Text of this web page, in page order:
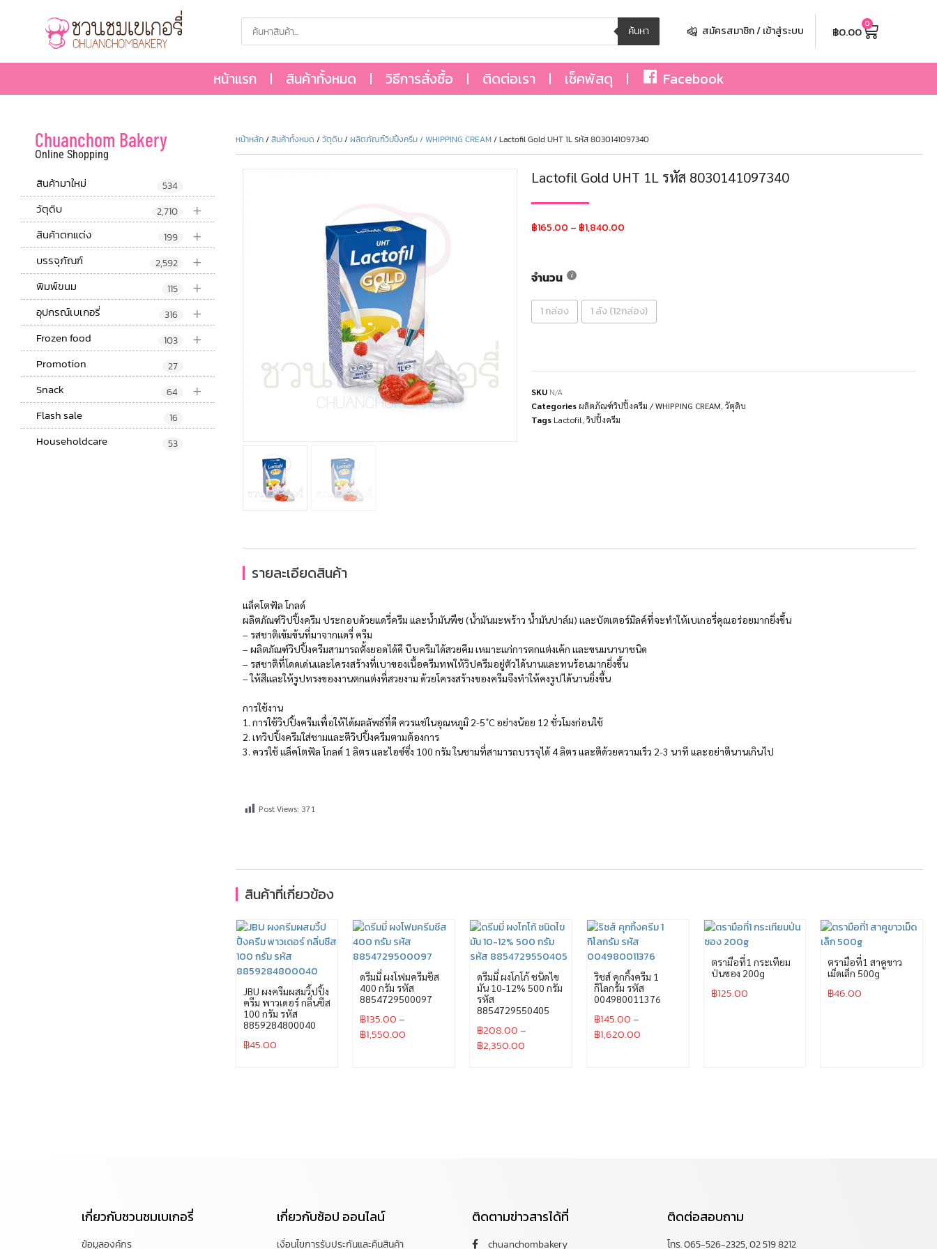
ค้นหา สมัครสมาชิก / เข้าสู่ระบบ ฿0.00 0
หน้าแรก สินค้าทั้งหมด วิธีการสั่งซื้อ ติดต่อเรา เช็คพัสดุ Facebook
Chuanchom Bakery
Online Shopping
สินค้ามาใหม่ 534
+
วัตุดิบ 2,710
+
สินค้าตกแต่ง 199
+
บรรจุภัณฑ์ 2,592
+
พิมพ์ขนม 115
+
อุปกรณ์เบเกอรี่ 316
+
Frozen food 103
Promotion 27
+
Snack 64
Flash sale 16
Householdcare 53
หน้าหลัก/สินค้าทั้งหมด /วัตุดิบ/ผลิตภัณฑ์วิปปิ้งครีม / WHIPPING CREAM/ Lactofil Gold UHT 1L รหัส 8030141097340
Lactofil Gold UHT 1L รหัส 8030141097340
฿165.00 – ฿1,840.00
จำนวน
1 กล่อง 1 ลัง (12กล่อง)
SKU N/A
Categories ผลิตภัณฑ์วิปปิ้งครีม / WHIPPING CREAM วัตุดิบ
Tags Lactofil วิปปิ้งครีม
รายละเอียดสินค้า
แล็คโตฟัล โกลด์
ผลิตภัณฑ์วิปปิ้งครีม ประกอบด้วยแดรี่ครีม และน้ำมันพืช (น้ำมันมะพร้าว น้ำมันปาล์ม) และบัตเตอร์มิลค์ที่จะทำให้เบเกอรี่คุณอร่อยมากยิ่งขึ้น
– รสชาติเข้มข้นที่มาจากแดรี่ ครีม
– ผลิตภัณฑ์วิปปิ้งครีมสามารถตั้งยอดได้ดี บีบครีมได้สวยคีม เหมาะแก่การตกแต่งเค้ก และขนมนานาชนิด
– รสชาติที่โดดเด่นและโครงสร้างที่เบาของเนื้อครีมทพให้วิปครีมอยู่ตัวได้นานและทนร้อนมากยิ่งขึ้น
– ให้สีและให้รูปทรงของงานตกแต่งที่สวยงาม ด้วยโครงสร้างของครีมจึงทำให้คงรูปได้นานยิ่งขึ้น
การใช้งาน
1. การใช้วิปปิ้งครีมเพื่อให้ได้ผลลัพธ์ที่ดี ควรแช่ในอุณหภูมิ 2-5 ํC อย่างน้อย 12 ชั่วโมงก่อนใช้
2. เทวิปปิ้งครีมใส่ชามและตีวิปปิ้งครีมตามต้องการ
3. ควรใช้ แล็คโตฟัล โกลด์ 1 ลิตร และไอซ์ซิ่ง 100 กรัม ในชามที่สามารถบรรจุได้ 4 ลิตร และตีด้วยความเร็ว 2-3 นาที และอย่าตีนานเกินไป
Post Views: 371
สินค้าที่เกี่ยวข้อง
JBU ผงครีมผสมวิ้ปปิ้ง
ครีม พาวเดอร์ กลิ่นชีส
100 กรัม รหัส
8859284800040
฿45.00
ดรีมมี่ ผงโฟมครีมชีส
400 กรัม รหัส
8854729500097
฿135.00–
฿1,550.00
ดรีมมี่ ผงโกโก้ ชนิดไข
มัน 10-12% 500 กรัม
รหัส
8854729550405
฿208.00–
฿2,350.00
ริชส์ คุกกิ้งครีม 1
กิโลกรัม รหัส
004980011376
฿145.00–
฿1,620.00
ตรามือที่1 กระเทียม
ป่นซอง 200g
฿125.00
ตรามือที่1 สาคูขาว
เม็ดเล็ก 500g
฿46.00
เกี่ยวกับชวนชมเบเกอรี่
ข้อมูลองค์กร
เกี่ยวกับช้อป ออนไลน์
เงื่อนไขการรับประกันและคืนสินค้า
ติดตามข่าวสารได้ที่
chuanchombakery
ติดต่อสอบถาม
โทร. 065-526-2325, 02 519 8212